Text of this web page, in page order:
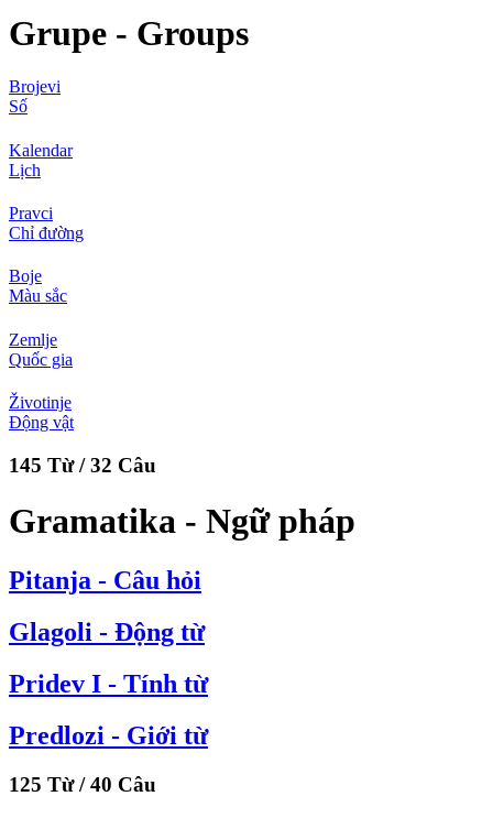
Grupe - Groups
Brojevi
Số
Kalendar
Lịch
Pravci
Chỉ đường
Boje
Màu sắc
Zemlje
Quốc gia
Životinje
Động vật
145 Từ / 32 Câu
Gramatika - Ngữ pháp
Pitanja - Câu hỏi
Glagoli - Động từ
Pridev I - Tính từ
Predlozi - Giới từ
125 Từ / 40 Câu